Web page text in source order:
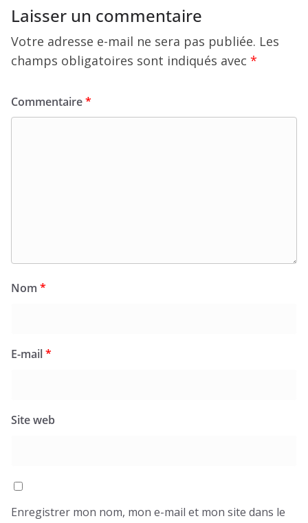
Laisser un commentaire
Votre adresse e-mail ne sera pas publiée. Les
champs obligatoires sont indiqués avec *
Commentaire*
Nom *
E-mail*
Site web
Enregistrer mon nom, mon e-mail et mon site dans le